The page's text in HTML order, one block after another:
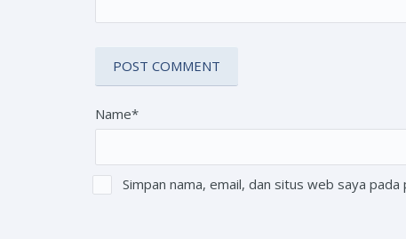
Name*
Simpan nama, email, dan situs web saya